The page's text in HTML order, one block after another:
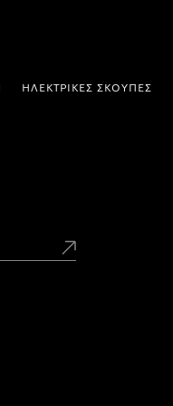
ΗΛΕΚΤΡΙΚΈΣ ΣΚΟΎΠΕΣ